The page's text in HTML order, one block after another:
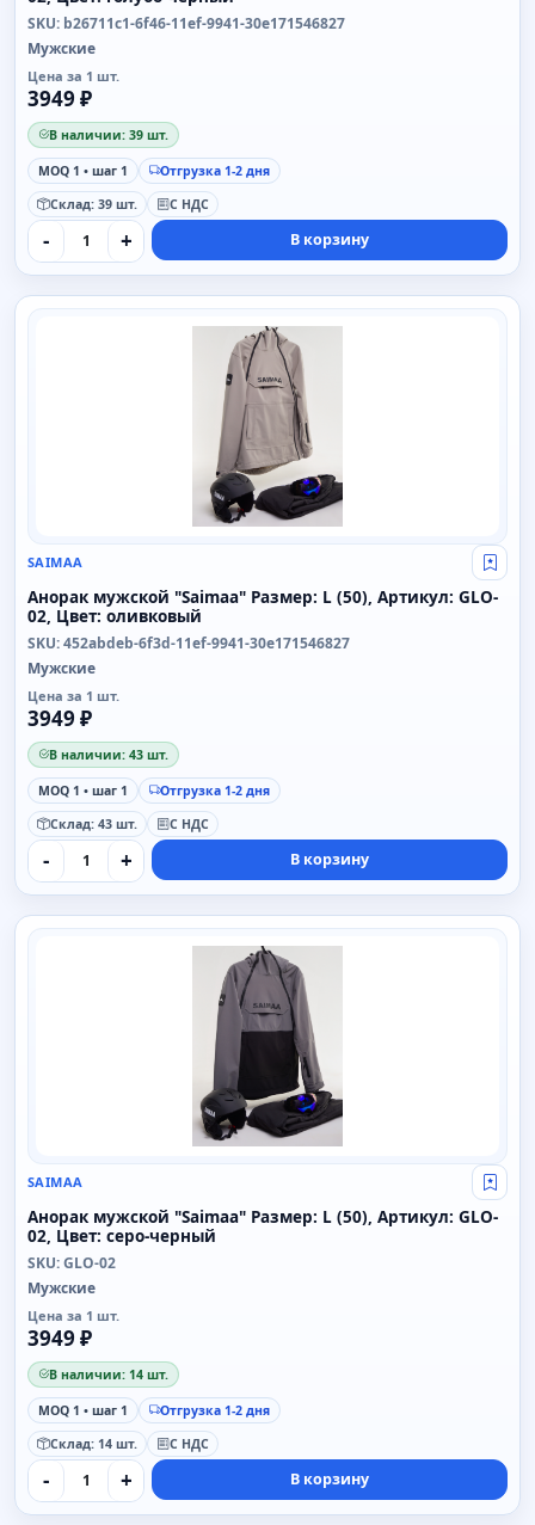
SKU: b26711c1-6f46-11ef-9941-30e171546827
Мужские
Цена за 1 шт.
3949 ₽
В наличии: 39 шт.
MOQ 1 • шаг 1
Отгрузка 1-2 дня
Склад: 39 шт.
С НДС
- + В корзину
SAIMAA
SAIMAA Свой
Анорак мужской "Saimaa" Размер: L (50), Артикул: GLO-
02, Цвет: оливковый
SKU: 452abdeb-6f3d-11ef-9941-30e171546827
Мужские
Цена за 1 шт.
3949 ₽
В наличии: 43 шт.
MOQ 1 • шаг 1
Отгрузка 1-2 дня
Склад: 43 шт.
С НДС
- + В корзину
SAIMAA
SAIMAA Свой
Анорак мужской "Saimaa" Размер: L (50), Артикул: GLO-
02, Цвет: серо-черный
SKU: GLO-02
Мужские
Цена за 1 шт.
3949 ₽
В наличии: 14 шт.
MOQ 1 • шаг 1
Отгрузка 1-2 дня
Склад: 14 шт.
С НДС
- + В корзину
Cookie и аналитика
Мы используем технические cookie для работы
сайта. Яндекс.Метрика включается только после
вашего согласия. Подробнее:
политика ПДн
Только необходимые
Принять аналитику